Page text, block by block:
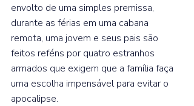
envolto de uma simples premissa,
durante as férias em uma cabana
remota, uma jovem e seus pais são
feitos reféns por quatro estranhos
armados que exigem que a família faça
uma escolha impensável para evitar o
apocalipse.